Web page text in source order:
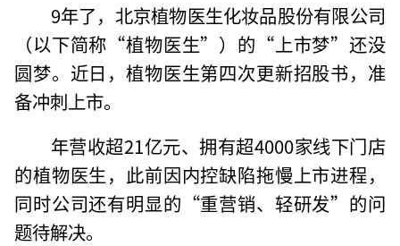
9年了，北京植物医生化妆品股份有限公司
（以下简称“植物医生”）的“上市梦”还没
圆梦。近日，植物医生第四次更新招股书，准
备冲刺上市。
年营收超21亿元、拥有超4000家线下门店
的植物医生，此前因内控缺陷拖慢上市进程，
同时公司还有明显的“重营销、轻研发”的问
题待解决。